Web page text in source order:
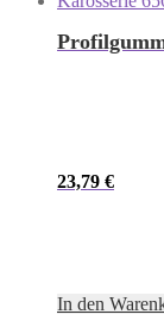
23,79 €
In den